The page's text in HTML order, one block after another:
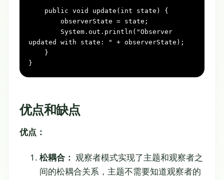
public void update( int state)
{
        System.out.println(
"Observer
updated with state: "
+ observerState);
}
优点和缺点
优点：
松耦合： 观察者模式实现了主题和观察者之
间的松耦合关系，主题不需要知道观察者的